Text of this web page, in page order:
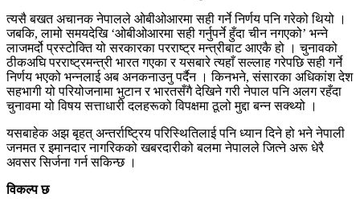
त्यसै बखत अचानक नेपालले ओबीओआरमा सही गर्ने निर्णय पनि गरेको थियो ।
जबकि, लामो समयदेखि ‘ओबीओआरमा सही गर्नुपर्ने हुँदा चीन नगएको’ भन्ने
लाजमर्दो प्रस्टोक्ति यो सरकारका परराष्ट्र मन्त्रीबाट आएकै हो । चुनावको
ठीकअघि परराष्ट्रमन्त्री भारत गएका र यसबारे त्यहाँ सल्लाह गरेपछि सही गर्ने
निर्णय भएको भन्नलाई अब अनकनाउनु पर्दैन । किनभने, संसारका अधिकांश देश
सहभागी यो परियोजनामा भुटान र भारतसँगै देखिने गरी नेपाल पनि अलग रहँदा
चुनावमा यो विषय सत्ताधारी दलहरूको विपक्षमा ठूलो मुद्दा बन्न सक्थ्यो ।
यसबाहेक अझ बृहत् अन्तर्राष्ट्रिय परिस्थितिलाई पनि ध्यान दिने हो भने नेपाली
जनमत र इमानदार नागरिकको खबरदारीको बलमा नेपालले जित्ने अरू धेरै
अवसर सिर्जना गर्न सकिन्छ ।
विकल्प छ